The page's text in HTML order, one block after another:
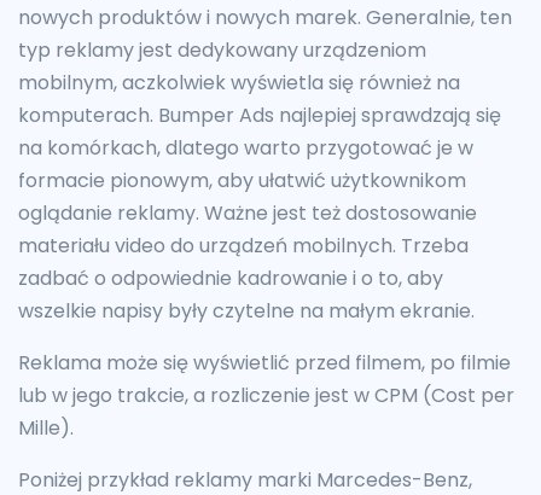
nowych produktów i nowych marek. Generalnie, ten
typ reklamy jest dedykowany urządzeniom
mobilnym, aczkolwiek wyświetla się również na
komputerach. Bumper Ads najlepiej sprawdzają się
na komórkach, dlatego warto przygotować je w
formacie pionowym, aby ułatwić użytkownikom
oglądanie reklamy. Ważne jest też dostosowanie
materiału video do urządzeń mobilnych. Trzeba
zadbać o odpowiednie kadrowanie i o to, aby
wszelkie napisy były czytelne na małym ekranie.
Reklama może się wyświetlić przed filmem, po filmie
lub w jego trakcie, a rozliczenie jest w CPM (Cost per
Mille).
Poniżej przykład reklamy marki Marcedes-Benz,